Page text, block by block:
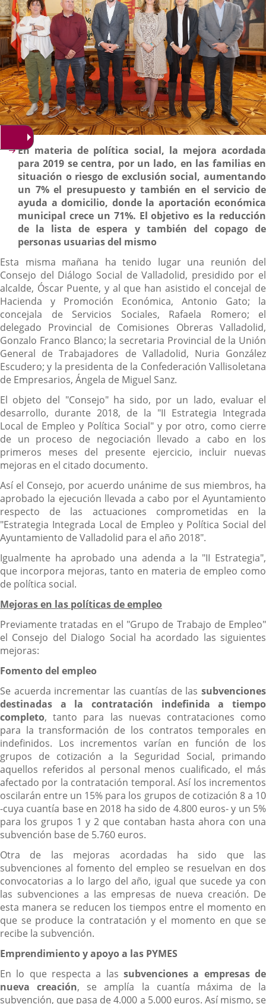
Descripción
En materia de política social, la mejora acordada
para 2019 se centra, por un lado, en las familias en
situación o riesgo de exclusión social, aumentando
un 7% el presupuesto y también en el servicio de
ayuda a domicilio, donde la aportación económica
municipal crece un 71%. El objetivo es la reducción
de la lista de espera y también del copago de
personas usuarias del mismo
Esta misma mañana ha tenido lugar una reunión del
Consejo del Diálogo Social de Valladolid, presidido por el
alcalde, Óscar Puente, y al que han asistido el concejal de
Hacienda y Promoción Económica, Antonio Gato; la
concejala de Servicios Sociales, Rafaela Romero; el
delegado Provincial de Comisiones Obreras Valladolid,
Gonzalo Franco Blanco; la secretaria Provincial de la Unión
General de Trabajadores de Valladolid, Nuria González
Escudero; y la presidenta de la Confederación Vallisoletana
de Empresarios, Ángela de Miguel Sanz.
El objeto del "Consejo" ha sido, por un lado, evaluar el
desarrollo, durante 2018, de la "II Estrategia Integrada
Local de Empleo y Política Social" y por otro, como cierre
de un proceso de negociación llevado a cabo en los
primeros meses del presente ejercicio, incluir nuevas
mejoras en el citado documento.
Así el Consejo, por acuerdo unánime de sus miembros, ha
aprobado la ejecución llevada a cabo por el Ayuntamiento
respecto de las actuaciones comprometidas en la
"Estrategia Integrada Local de Empleo y Política Social del
Ayuntamiento de Valladolid para el año 2018".
Igualmente ha aprobado una adenda a la "II Estrategia",
que incorpora mejoras, tanto en materia de empleo como
de política social.
Mejoras en las políticas de empleo
Previamente tratadas en el "Grupo de Trabajo de Empleo"
el Consejo del Dialogo Social ha acordado las siguientes
mejoras:
Fomento del empleo
Se acuerda incrementar las cuantías de las subvenciones
destinadas a la contratación indefinida a tiempo
completo, tanto para las nuevas contrataciones como
para la transformación de los contratos temporales en
indefinidos. Los incrementos varían en función de los
grupos de cotización a la Seguridad Social, primando
aquellos referidos al personal menos cualificado, el más
afectado por la contratación temporal. Así los incrementos
oscilarán entre un 15% para los grupos de cotización 8 a 10
-cuya cuantía base en 2018 ha sido de 4.800 euros- y un 5%
para los grupos 1 y 2 que contaban hasta ahora con una
subvención base de 5.760 euros.
Otra de las mejoras acordadas ha sido que las
subvenciones al fomento del empleo se resuelvan en dos
convocatorias a lo largo del año, igual que sucede ya con
las subvenciones a las empresas de nueva creación. De
esta manera se reducen los tiempos entre el momento en
que se produce la contratación y el momento en que se
recibe la subvención.
Emprendimiento y apoyo a las PYMES
En lo que respecta a las subvenciones a empresas de
nueva creación, se amplía la cuantía máxima de la
subvención, que pasa de 4.000 a 5.000 euros. Así mismo, se